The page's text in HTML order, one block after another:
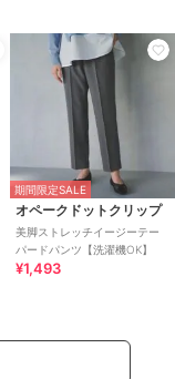
期間限定SALE
オペークドットクリップ
美脚ストレッチイージーテー
パードパンツ【洗濯機OK】
¥1,493